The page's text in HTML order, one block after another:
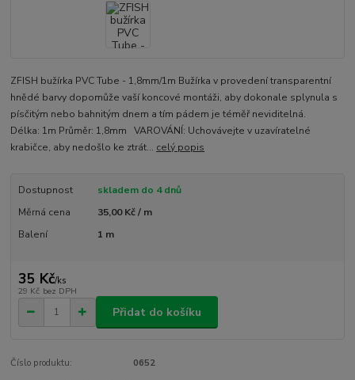
ZFISH bužírka PVC Tube - 1,8mm/1m Bužírka v provedení transparentní
hnědé barvy dopomůže vaší koncové montáži, aby dokonale splynula s
písčitým nebo bahnitým dnem a tím pádem je téměř neviditelná.
Délka: 1m Průměr: 1,8mm VAROVÁNÍ: Uchovávejte v uzavíratelné
krabičce, aby nedošlo ke ztrát... celý popis
Dostupnost
skladem do 4 dnů
Měrná cena
35,00 Kč / m
Balení
1 m
35 Kč/ks
29 Kč bez DPH
Přidat do košíku
Číslo produktu: 0652